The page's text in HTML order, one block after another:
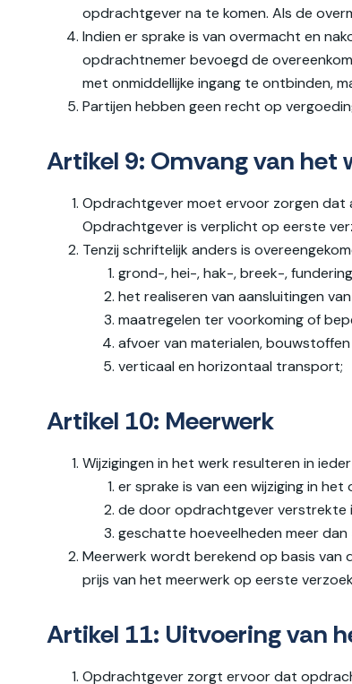
opdrachtgever na te komen. Als de
Indien er sprake is van overmacht en
opdrachtnemer bevoegd de
met onmiddellijke ingang te ontbinden,
Partijen hebben geen recht op
Artikel 9: Omvang van het
Opdrachtgever moet ervoor zorgen dat
Opdrachtgever is verplicht op eerste
Tenzij schriftelijk anders is
grond-, hei-, hak-, breek-,
het realiseren van aansluitingen
maatregelen ter voorkoming of
afvoer van materialen, bouwstoffen
verticaal en horizontaal transport;
Artikel 10: Meerwerk
Wijzigingen in het werk resulteren in
er sprake is van een wijziging in
de door opdrachtgever verstrekte
geschatte hoeveelheden meer dan
Meerwerk wordt berekend op basis
prijs van het meerwerk op eerste
Artikel 11: Uitvoering van
Opdrachtgever zorgt ervoor dat